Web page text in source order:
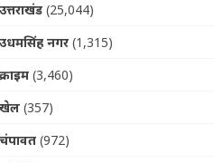
उत्तराखंड(25,044)
उधमसिंह नगर(1,315)
क्राइम(3,460)
खेल(357)
चंपावत(972)